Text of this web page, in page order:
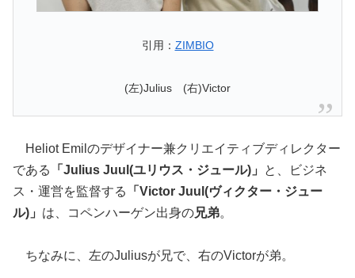
引用： ZIMBIO
(左)Julius (右)Victor
Heliot Emilのデザイナー兼クリエイティブディレクター
である
「Julius Juul(ユリウス・ジュール)」
と、ビジネ
ス・運営を監督する
「Victor Juul(ヴィクター・ジュー
ル)」 は、コペンハーゲン出身の兄弟。
ちなみに、左のJuliusが兄で、右のVictorが弟。